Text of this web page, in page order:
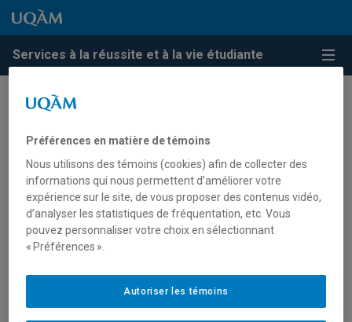
Passer au contenu
Accéder au menu principal
Accéder à la recherche
Passer au contenu
Accéder au menu principal
Services à la réussite et à la vie étudiante
Menu
Organigramme
Préférences en matière de témoins
Nous utilisons des témoins (cookies) afin de collecter des
informations qui nous permettent d’améliorer votre
expérience sur le site, de vous proposer des contenus vidéo,
d’analyser les statistiques de fréquentation, etc. Vous
pouvez personnaliser votre choix en sélectionnant
« Préférences ».
Autoriser les témoins